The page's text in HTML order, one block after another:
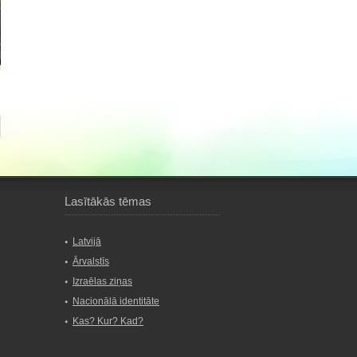
Lasītākās tēmas
Latvijā
Ārvalstīs
Izraēlas ziņas
Nacionālā identitāte
Kas? Kur? Kad?